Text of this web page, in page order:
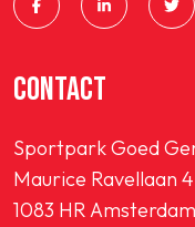
CONTACT
Sportpark Goed
Maurice Ravellaan 4
1083 HR Amsterdam